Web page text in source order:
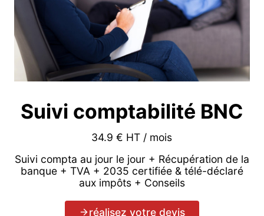
Suivi comptabilité BNC
34.9 € HT / mois
Suivi compta au jour le jour + Récupération de la
banque + TVA + 2035 certifiée & télé-déclaré
aux impôts + Conseils
réalisez votre devis